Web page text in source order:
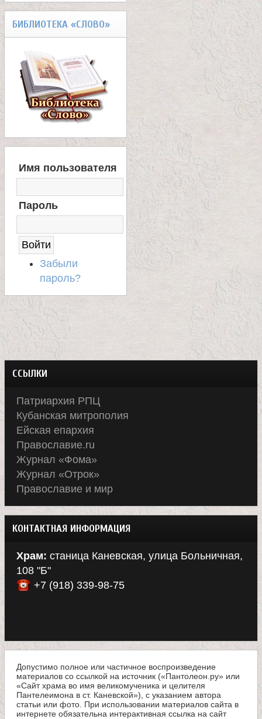
я
т
е
л
е
м
о
н
а
а
н
и
ц
ы
а
н
БИБЛИОТЕКА «СЛОВО»
Д
С
Имя пользователя
Пароль
Забыли
пароль?
ССЫЛКИ
Патриархия РПЦ
Кубанская митрополия
Ейская епархия
Православие.ru
Журнал «Фома»
Журнал «Отрок»
Православие и мир
КОНТАКТНАЯ ИНФОРМАЦИЯ
Храм: станица Каневская, улица Больничная,
108 "Б"
+7 (918) 339-98-75
Допустимо полное или частичное воспроизведение
материалов со ссылкой на источник («Пантолеон.ру» или
«Сайт храма во имя великомученика и целителя
Пантелеимона в ст. Каневской»), с указанием автора
статьи или фото. При использовании материалов сайта в
интернете обязательна интерактивная ссылка на сайт